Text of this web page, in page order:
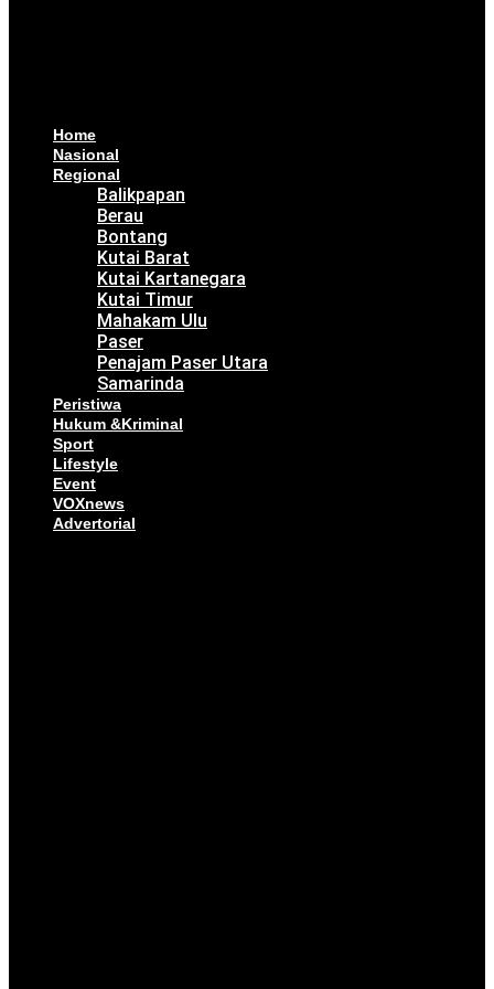
Home
Nasional
Regional
Balikpapan
Berau
Bontang
Kutai Barat
Kutai Kartanegara
Kutai Timur
Mahakam Ulu
Paser
Penajam Paser Utara
Samarinda
Peristiwa
Hukum &Kriminal
Sport
Lifestyle
Event
VOXnews
Advertorial